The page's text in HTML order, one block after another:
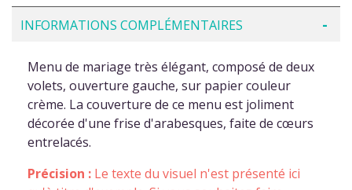
INFORMATIONS COMPLÉMENTAIRES
Menu de mariage très élégant, composé de deux
volets, ouverture gauche, sur papier couleur
crème. La couverture de ce menu est joliment
décorée d'une frise d'arabesques, faite de cœurs
entrelacés.
Précision : Le texte du visuel n'est présenté ici